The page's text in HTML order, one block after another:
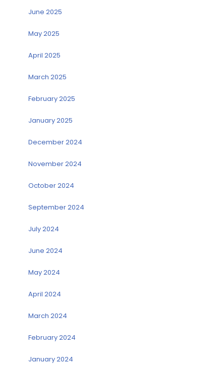
June 2025
May 2025
April 2025
March 2025
February 2025
January 2025
December 2024
November 2024
October 2024
September 2024
July 2024
June 2024
May 2024
April 2024
March 2024
February 2024
January 2024